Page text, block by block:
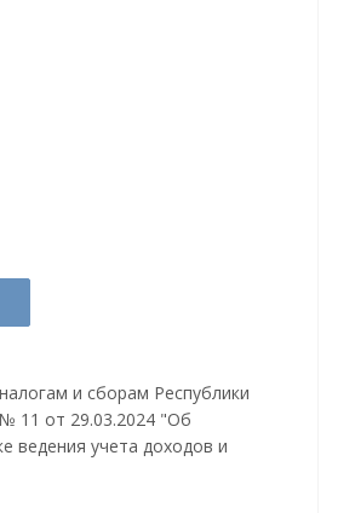
и сборам Республики
11 от 29.03.2024 "Об
ведения учета доходов и